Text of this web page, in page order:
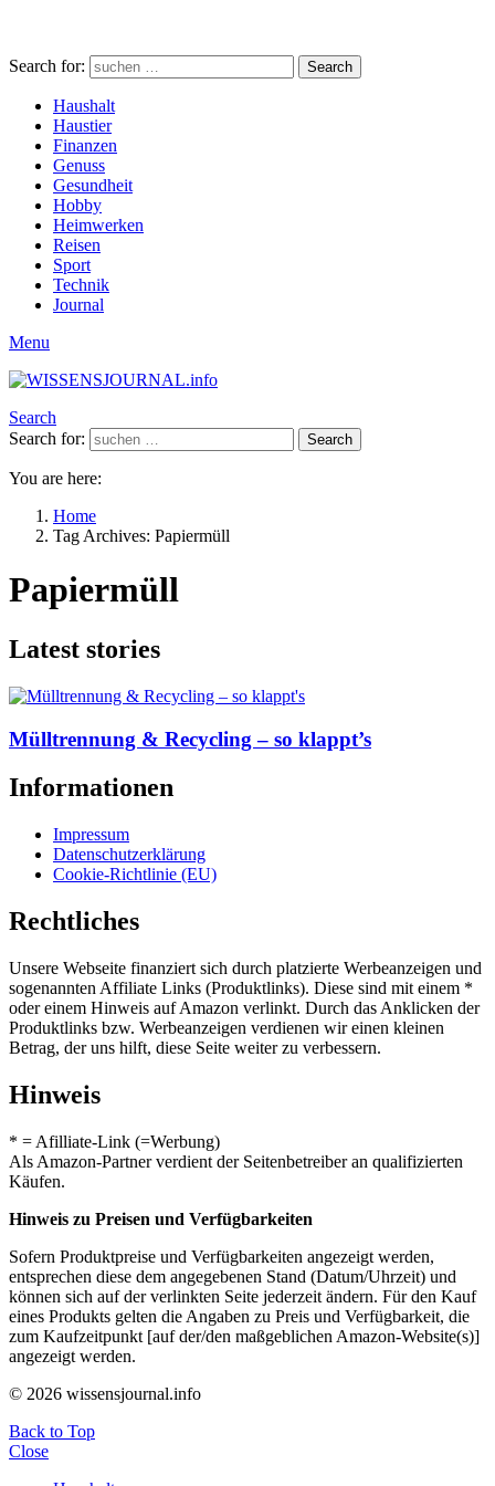
Search for: Search
Haushalt
Haustier
Finanzen
Genuss
Gesundheit
Hobby
Heimwerken
Reisen
Sport
Technik
Journal
Menu
Search
Search for:
Search
You are here:
Home
Tag Archives: Papiermüll
Papiermüll
Latest stories
Mülltrennung & Recycling – so klappt’s
Informationen
Impressum
Datenschutzerklärung
Cookie-Richtlinie (EU)
Rechtliches
Unsere Webseite finanziert sich durch platzierte Werbeanzeigen und
sogenannten Affiliate Links (Produktlinks). Diese sind mit einem *
oder einem Hinweis auf Amazon verlinkt. Durch das Anklicken der
Produktlinks bzw. Werbeanzeigen verdienen wir einen kleinen
Betrag, der uns hilft, diese Seite weiter zu verbessern.
Hinweis
* = Afilliate-Link (=Werbung)
Als Amazon-Partner verdient der Seitenbetreiber an qualifizierten
Käufen.
Hinweis zu Preisen und Verfügbarkeiten
Sofern Produktpreise und Verfügbarkeiten angezeigt werden,
entsprechen diese dem angegebenen Stand (Datum/Uhrzeit) und
können sich auf der verlinkten Seite jederzeit ändern. Für den Kauf
eines Produkts gelten die Angaben zu Preis und Verfügbarkeit, die
zum Kaufzeitpunkt [auf der/den maßgeblichen Amazon-Website(s)]
angezeigt werden.
© 2026 wissensjournal.info
Back to Top
Close